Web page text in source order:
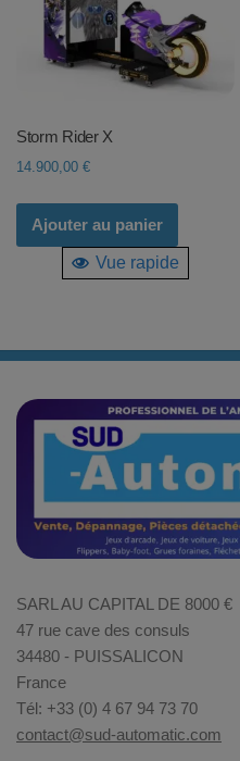
Storm Rider X
14.900,00 €
Ajouter au panier
Vue rapide
SARL AU CAPITAL DE 8000 €
47 rue cave des consuls
34480 - PUISSALICON
France
Tél: +33 (0) 4 67 94 73 70
contact@sud-automatic.com